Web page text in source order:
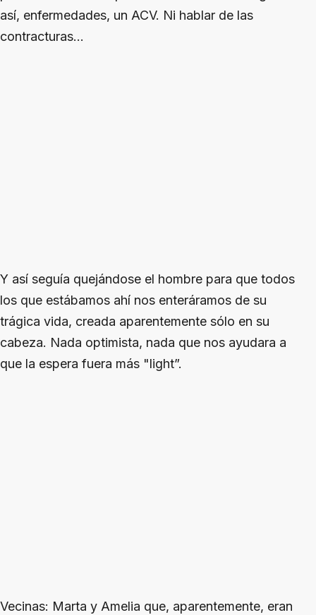
así, enfermedades, un ACV. Ni hablar de las
contracturas...
Y así seguía quejándose el hombre para que todos
los que estábamos ahí nos enteráramos de su
trágica vida, creada aparentemente sólo en su
cabeza. Nada optimista, nada que nos ayudara a
que la espera fuera más "light”.
Vecinas: Marta y Amelia que, aparentemente, eran